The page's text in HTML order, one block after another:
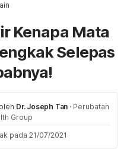
Kenapa Mata
Selepas
Dr. Joseph Tan · Perubatan
Group
pada 21/07/2021